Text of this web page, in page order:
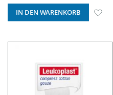
IN DEN WARENKORB ZUR